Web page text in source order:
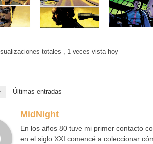
totales , 1 veces vista hoy
Últimas entradas
MidNight
En los años 80 tuve mi primer contacto
en el siglo XXI comencé a coleccionar